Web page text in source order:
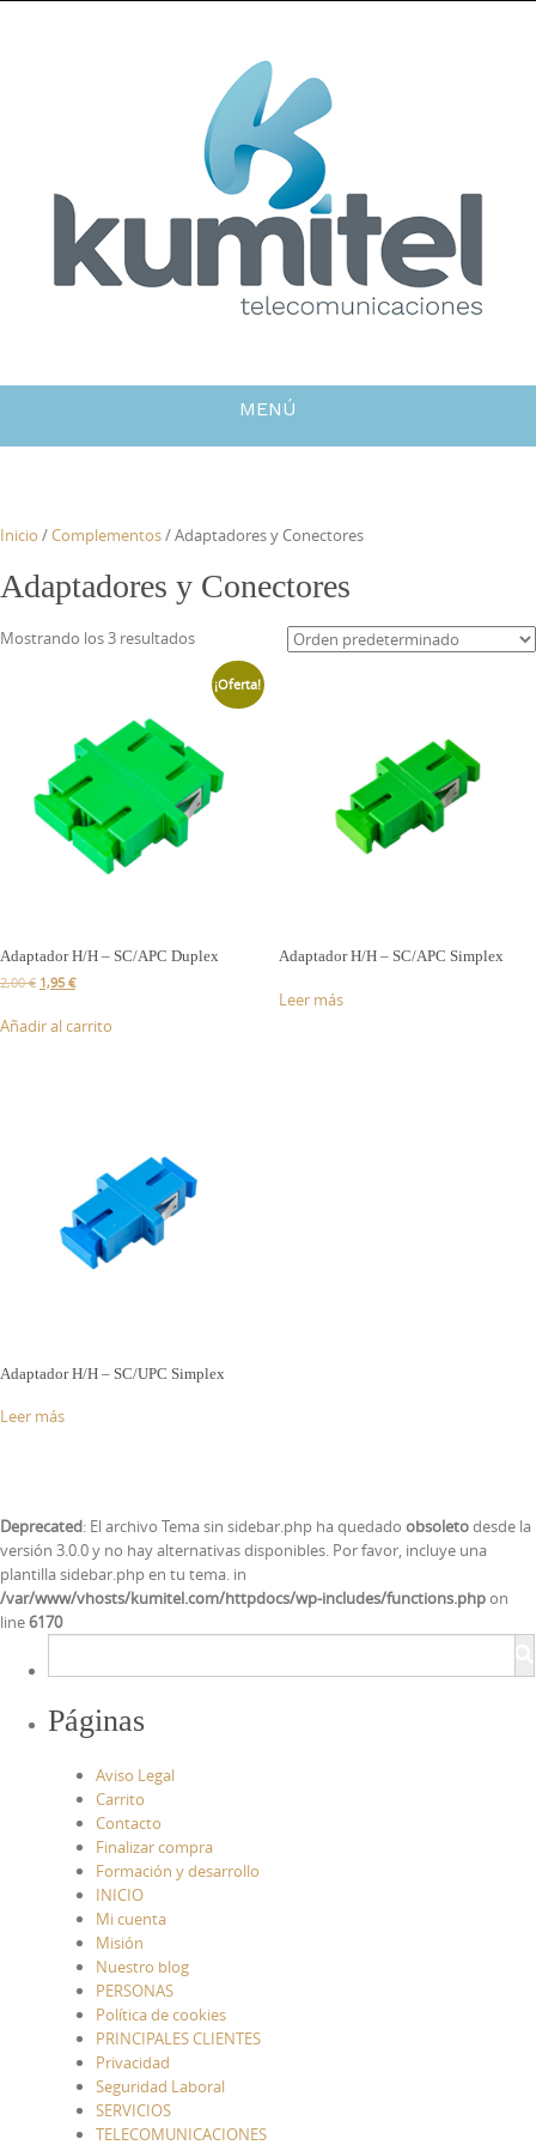
MENÚ
Inicio /Complementos/ Adaptadores y Conectores
Adaptadores y Conectores
Mostrando los 3 resultados
¡Oferta!
Adaptador H/H – SC/APC Duplex
2,00€ 1,95 €
Añadir al carrito
Adaptador H/H – SC/APC Simplex
Leer más
Adaptador H/H – SC/UPC Simplex
Leer más
Deprecated: El archivo Tema sin sidebar.php ha quedado obsoletodesde la
versión 3.0.0 y no hay alternativas disponibles. Por favor, incluye una
plantilla sidebar.php en tu tema. in
/var/www/vhosts/kumitel.com/httpdocs/wp-includes/functions.phpon
line6170
Páginas
Aviso Legal
Carrito
Contacto
Finalizar compra
Formación y desarrollo
INICIO
Mi cuenta
Misión
Nuestro blog
PERSONAS
Política de cookies
PRINCIPALES CLIENTES
Privacidad
Seguridad Laboral
SERVICIOS
TELECOMUNICACIONES